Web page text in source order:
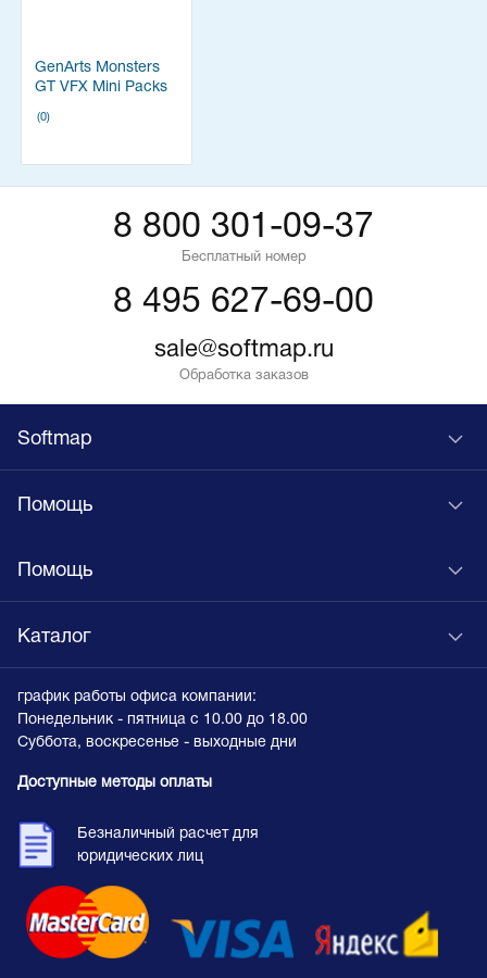
GenArts Monsters
GT VFX Mini Packs
(0)
8 800 301-09-37
Бесплатный номер
8 495 627-69-00
sale@softmap.ru
Обработка заказов
Softmap
Помощь
Помощь
Каталог
график работы офиса компании:
Понедельник - пятница с 10.00 до 18.00
Суббота, воскресенье - выходные дни
Доступные методы оплаты
Безналичный расчет для
юридических лиц